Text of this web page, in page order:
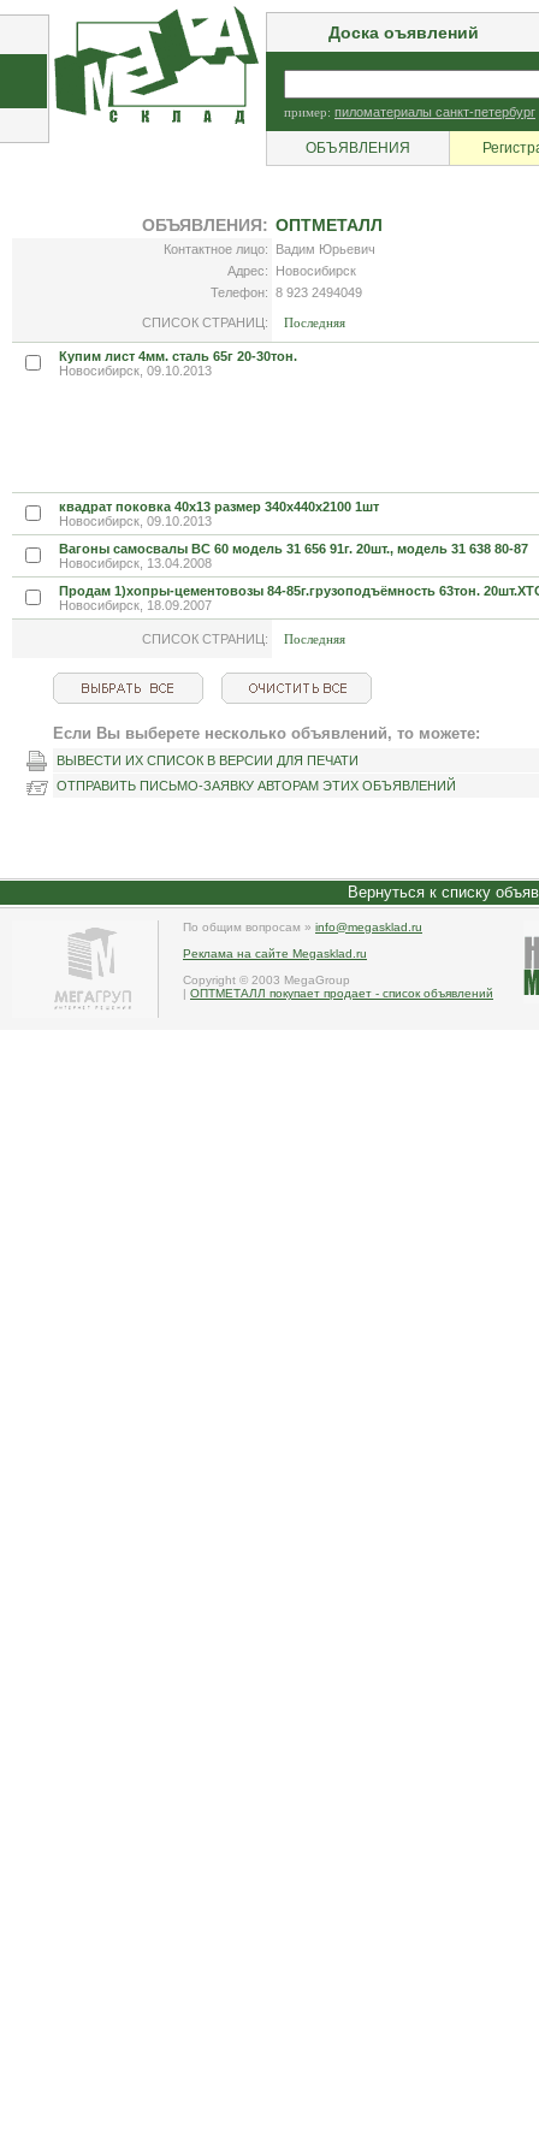
Доска оъявлений
пример: пиломатериалы санкт-петербург
ОБЪЯВЛЕНИЯ
ОБЪЯВЛЕНИЯ: ОПТМЕТАЛЛ
Контактное лицо:
Вадим Юрьевич
Адрес:
Новосибирск
Телефон: 8 923 2494049
СПИСОК СТРАНИЦ: Последняя
Купим лист 4мм. сталь 65г 20-30тон.
Новосибирск, 09.10.2013
квадрат поковка 40х13 размер 340х440х2100 1шт
Новосибирск, 09.10.2013
Вагоны самосвалы ВС 60 модель 31 656 91г. 20шт., модель 31 638 80-87
Новосибирск, 13.04.2008
Продам 1)хопры-цементовозы 84-85г.грузоподъёмность 63тон.
Новосибирск, 18.09.2007
СПИСОК СТРАНИЦ: Последняя
Если Вы выберете несколько объявлений, то можете:
ВЫВЕСТИ ИХ СПИСОК В ВЕРСИИ ДЛЯ ПЕЧАТИ
ОТПРАВИТЬ ПИСЬМО-ЗАЯВКУ АВТОРАМ ЭТИХ ОБЪЯВЛЕНИЙ
Вернуться к списку
По общим вопросам » info@megasklad.ru
Реклама на сайте Megasklad.ru
Copyright © 2003 MegaGroup
| ОПТМЕТАЛЛ покупает продает - список объявлений